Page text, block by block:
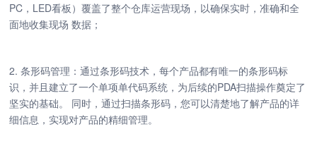
PC，LED看板）覆盖了整个仓库运营现场，以确保实时，准确和全
面地收集现场 数据；
2. 条形码管理：通过条形码技术，每个产品都有唯一的条形码标
识，并且建立了一个单项单代码系统，为后续的PDA扫描操作奠定了
坚实的基础。 同时，通过扫描条形码，您可以清楚地了解产品的详
细信息，实现对产品的精细管理。